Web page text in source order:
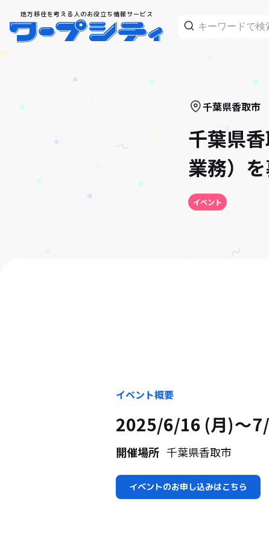
地方移住を考える人のお役立ち情報サービス
千葉県香取市
千葉県
業務）
イベント
イベント概要
2025/6/16 (月)
開催場所 千葉県香取市
イベントのお申し込みはこちら